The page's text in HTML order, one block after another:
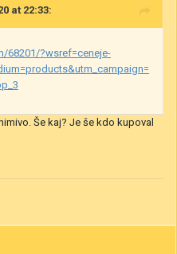
at 22:33:
?wsref=ceneje-
Še kaj? Je še kdo kupoval